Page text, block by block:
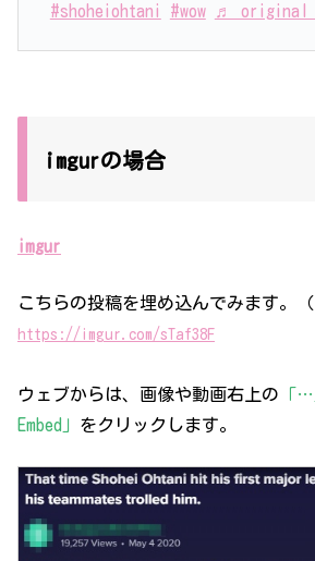
#shoheiohtani
#wow ♬ original
imgurの場合
imgur
こちらの投稿を埋め込んでみます。（
https://imgur.com/sTaf38F
ウェブからは、画像や動画右上の 「…
Embed」 をクリックします。